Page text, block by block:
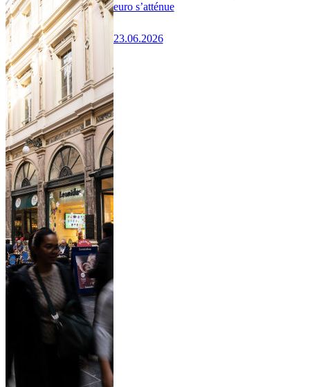
euro s’atténue
23.06.2026